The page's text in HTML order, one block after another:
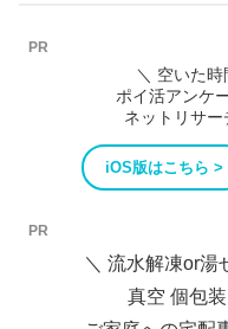
PR
＼ 空いた
ポイ活アンケ
ネットリサ
iOS版はこちら >
PR
＼ 流水解凍or湯
真空 個包